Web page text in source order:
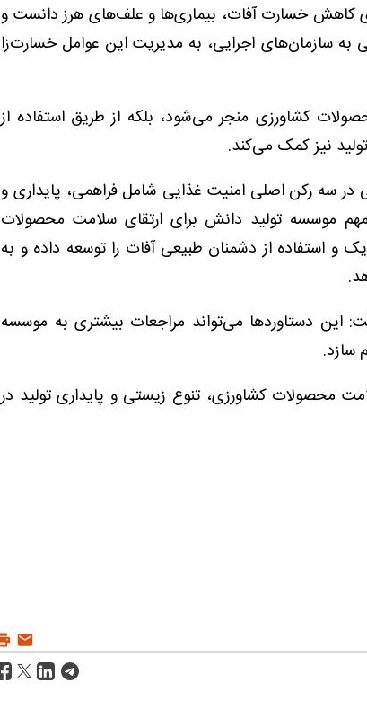
کاهش خسارت آفات، بیماری‌ها و علف‌های هرز دانست و
به سازمان‌های اجرایی، به مدیریت این عوامل خسارت‌زا
کشاورزی منجر می‌شود، بلکه از طریق استفاده از
نیز کمک می‌کند.
سه رکن اصلی امنیت غذایی شامل فراهمی، پایداری و
موسسه تولید دانش برای ارتقای سلامت محصولات
و استفاده از دشمنان طبیعی آفات را توسعه داده و به
این دستاوردها می‌تواند مراجعات بیشتری به موسسه
سازد.
محصولات کشاورزی، تنوع زیستی و پایداری تولید در